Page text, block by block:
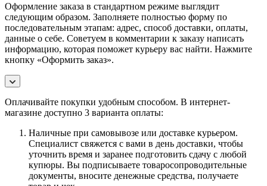
Оформление заказа в стандартном режиме выглядит
следующим образом. Заполняете полностью форму по
последовательным этапам: адрес, способ доставки, оплаты,
данные о себе. Советуем в комментарии к заказу написать
информацию, которая поможет курьеру вас найти. Нажмите
кнопку «Оформить заказ».
Оплачивайте покупки удобным способом. В интернет-
магазине доступно 3 варианта оплаты:
Наличные при самовывозе или доставке курьером.
Специалист свяжется с вами в день доставки, чтобы
уточнить время и заранее подготовить сдачу с любой
купюры. Вы подписываете товаросопроводительные
документы, вносите денежные средства, получаете